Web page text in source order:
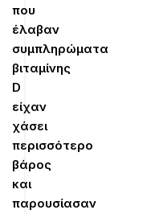
που
έλαβαν
συμπληρώματα
βιταμίνης
D
είχαν
χάσει
περισσότερο
βάρος
και
παρουσίασαν